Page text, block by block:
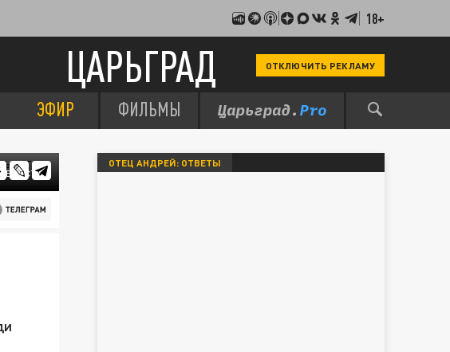
18+
ЦАРЬГРАД ОТКЛЮЧИТЬ РЕКЛАМУ
ЭФИР ФИЛЬМЫ
ОТЕЦ АНДРЕЙ: ОТВЕТЫ